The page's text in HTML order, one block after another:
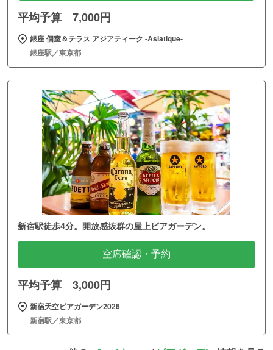
平均予算 7,000円
銀座 個室＆テラス アジアティーク ‐Asiatique‐
銀座駅／東京都
新宿駅徒歩4分。開放感抜群の屋上ビアガーデン。
空席確認・予約
平均予算 3,000円
新宿天空ビアガーデン2026
新宿駅／東京都